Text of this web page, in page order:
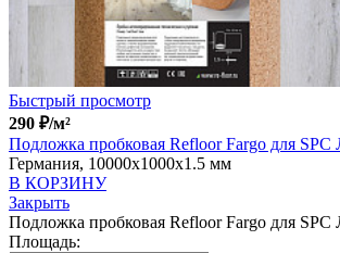
Быстрый просмотр
290 ₽/м²
Подложка пробковая Refloor Fargo для
Германия, 10000x1000x1.5 мм
В КОРЗИНУ
Закрыть
Подложка пробковая Refloor Fargo для
Площадь: